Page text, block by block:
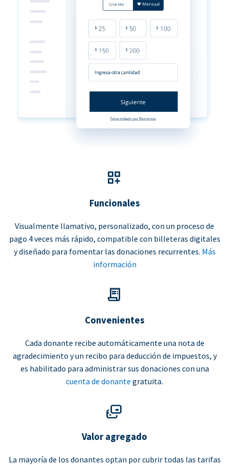
Funcionales
Visualmente llamativo, personalizado, con un proceso de
pago 4 veces más rápido, compatible con billeteras digitales
y diseñado para fomentar las donaciones recurrentes. Más
información
Convenientes
Cada donante recibe automáticamente una nota de
agradecimiento y un recibo para deducción de impuestos, y
es habilitado para administrar sus donaciones con una
cuenta de donante gratuita.
Valor agregado
La mayoría de los donantes optan por cubrir todas las tarifas